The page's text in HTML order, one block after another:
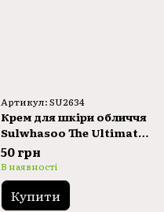
Артикул: SU2634
Крем для шкіри обличчя
Sulwhasoo The Ultimate
S Cream 1ml
50 грн
В наявності
Купити